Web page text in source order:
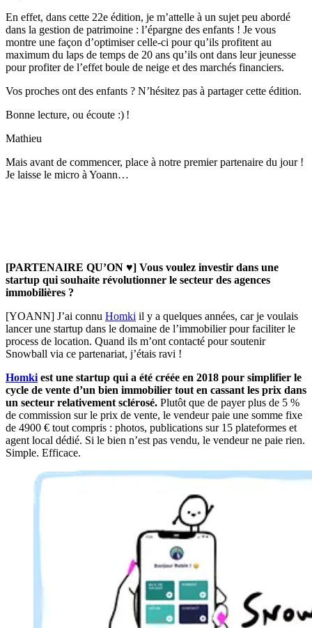
En effet, dans cette 22e édition, je m’attelle à un sujet peu abordé
dans la gestion de patrimoine : l’épargne des enfants ! Je vous
montre une façon d’optimiser celle-ci pour qu’ils profitent au
maximum du laps de temps de 20 ans qu’ils ont dans leur jeunesse
pour profiter de l’effet boule de neige et des marchés financiers.
Vos proches ont des enfants ? N’hésitez pas à partager cette édition.
Bonne lecture, ou écoute :) !
Mathieu
Mais avant de commencer, place à notre premier partenaire du jour !
Je laisse le micro à Yoann…
[PARTENAIRE QU’ON ♥️] Vous voulez investir dans une
startup qui souhaite révolutionner le secteur des agences
immobilières ?
[YOANN] J’ai connu Homki il y a quelques années, car je voulais
lancer une startup dans le domaine de l’immobilier pour faciliter le
process de location. Quand ils m’ont contacté pour soutenir
Snowball via ce partenariat, j’étais ravi !
Homki est une startup qui a été créée en 2018 pour simplifier le
cycle de vente d’un bien immobilier tout en cassant les prix dans
un secteur relativement sclérosé. Plutôt que de payer plus de 5 %
de commission sur le prix de vente, le vendeur paie une somme fixe
de 4900 € tout compris : photos, publications sur 15 plateformes et
agent local dédié. Si le bien n’est pas vendu, le vendeur ne paie rien.
Simple. Efficace.